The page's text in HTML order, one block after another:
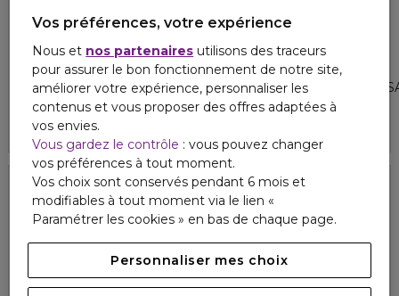
LANCÔME
LA VIE EST BELLE
Eau de parfum
57,00 € 4.8 93
CHANEL
ALLURE HOMME SPORT
EAU DE TOILETTE
109,00 € 5 5
Vos préférences, votre expérience
Nous et nos partenaires utilisons des traceurs
pour assurer le bon fonctionnement de notre site,
améliorer votre expérience, personnaliser les
contenus et vous proposer des offres adaptées à
vos envies.
Vous gardez le contrôle : vous pouvez changer
vos préférences à tout moment.
Vos choix sont conservés pendant 6 mois et
modifiables à tout moment via le lien «
Paramétrer les cookies » en bas de chaque page.
Personnaliser mes choix